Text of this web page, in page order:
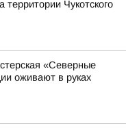
Чукотского
«Северные
оживают в руках